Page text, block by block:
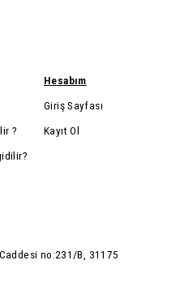
?
Hesabım
Giriş Sayfası
Kayıt Ol
no:231/B, 31175